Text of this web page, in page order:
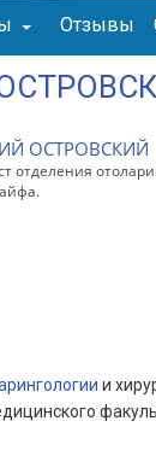
Отзывы
ОСТРОВСКИЙ
отделения
и